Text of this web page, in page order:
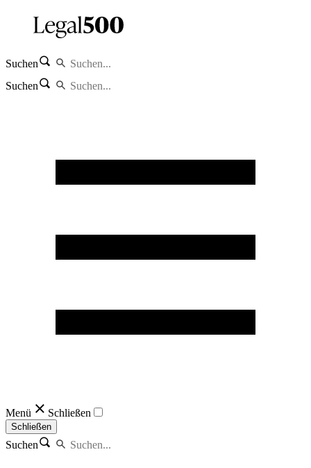
Suchen
Suchen
Menü Schließen
Schließen
Suchen